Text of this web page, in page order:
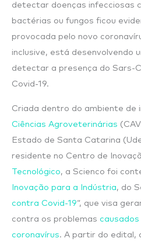
detectar doenças infecciosas
bactérias ou fungos ficou
provocada pelo novo
inclusive, está desenvolvendo
detectar a presença do Sars-
Covid-19.
Criada dentro do ambiente de
Ciências Agroveterinárias
Estado de Santa Catarina
residente no Centro de
Tecnológico, a Scienco foi
Inovação para a Indústria, do
contra Covid-19“, que visa
contra os problemas
coronavírus. A partir do edital,